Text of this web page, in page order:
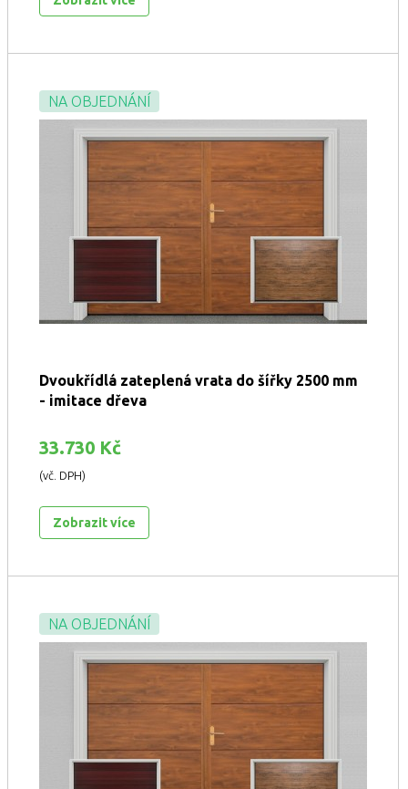
NA OBJEDNÁNÍ
Dvoukřídlá zateplená vrata do šířky 2500 mm
- imitace dřeva
33.730 Kč
(vč. DPH)
Zobrazit více
NA OBJEDNÁNÍ